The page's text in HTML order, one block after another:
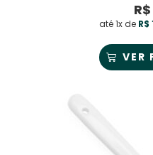
R$
até 1x de R$
VER